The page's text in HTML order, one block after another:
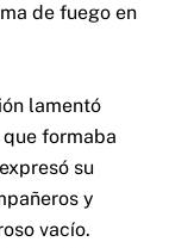
de fuego en
lamentó
formaba
su
y
vacío.